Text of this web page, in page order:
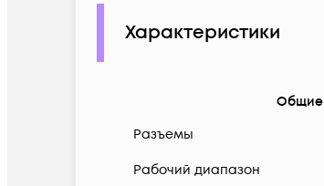
Характеристики
Общие
Разъемы
Рабочий диапазон